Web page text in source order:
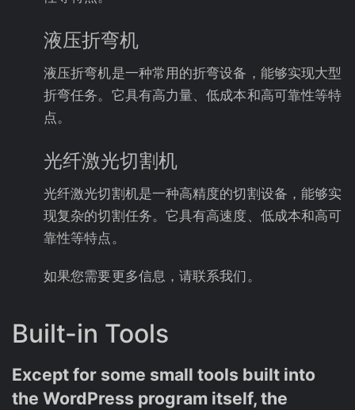
液压折弯机
液压折弯机是一种常用的折弯设备，能够实现大型
折弯任务。它具有高力量、低成本和高可靠性等特
点。
光纤激光切割机
光纤激光切割机是一种高精度的切割设备，能够实
现复杂的切割任务。它具有高速度、低成本和高可
靠性等特点。
如果您需要更多信息，请联系我们。
Built-in Tools
Except for some small tools built into
the WordPress program itself, the